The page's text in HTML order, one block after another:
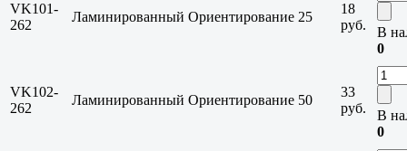
VK101-
262
Ламинированный Ориентирование 25
18
руб.
В
0
VK102-
262
Ламинированный Ориентирование 50
33
руб.
В
0